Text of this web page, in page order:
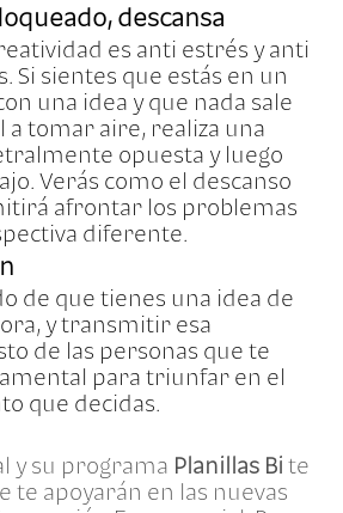
descansa
es anti estrés y anti
Si sientes que estás en un
una idea y que nada sale
a tomar aire, realiza una
opuesta y luego
Verás como el descanso
afrontar los problemas
diferente.
de que tienes una idea de
y transmitir esa
de las personas que te
para triunfar en el
que decidas.
y su programa Planillas Bi te
te apoyarán en las nuevas